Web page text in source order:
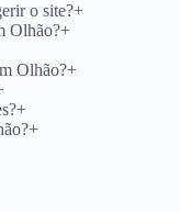
o site?+
Olhão?+
Olhão?+
+
+